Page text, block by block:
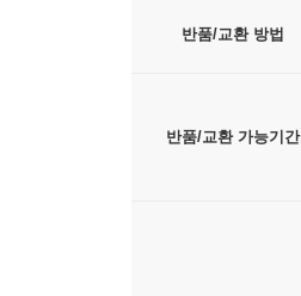
반품/교환 방법
반품/교환 가능기간